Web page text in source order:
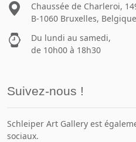
Chaussée de Charleroi,
B-1060 Bruxelles, Belgique
Du lundi au samedi,
de 10h00 à 18h30
Suivez-nous !
Schleiper Art Gallery est
sociaux.